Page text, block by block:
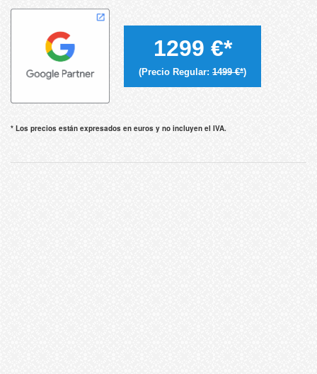
1299 €*
(Precio Regular: 1499 €*)
* Los precios están expresados en euros y no incluyen el IVA.